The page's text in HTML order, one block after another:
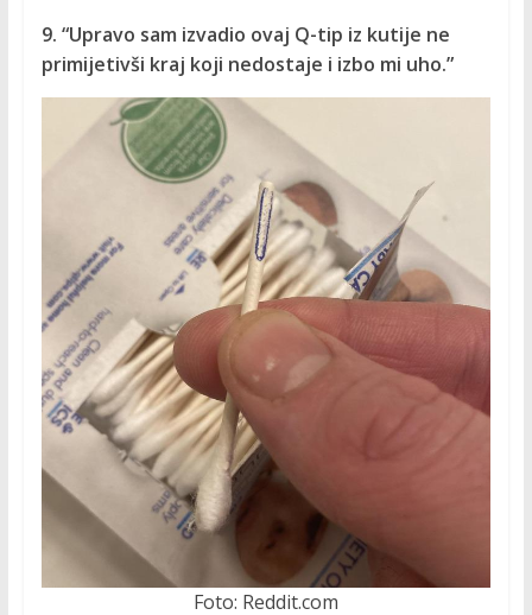
9. “Upravo sam izvadio ovaj Q-tip iz kutije ne
primijetivši kraj koji nedostaje i izbo mi uho.”
Foto: Reddit.com